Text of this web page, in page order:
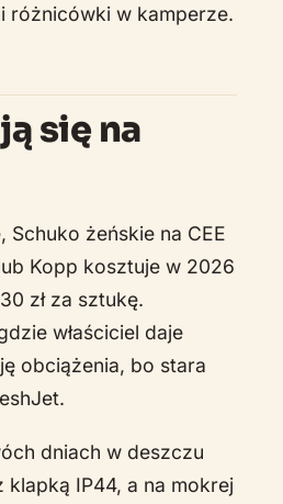
różnicówki w kamperze.
się na
żeńskie na CEE
Kopp kosztuje w 2026
zł za sztukę.
właściciel daje
obciążenia, bo stara
dniach w deszczu
IP44, a na mokrej